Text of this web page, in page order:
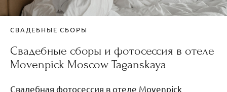
СВАДЕБНЫЕ СБОРЫ
Свадебные сборы и фотосессия в отеле
Movenpick Moscow Taganskaya
Свадебная фотосессия в отеле Movenpick